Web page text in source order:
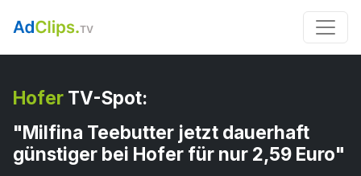
Hofer TV-Spot:
"Milfina Teebutter jetzt dauerhaft
günstiger bei Hofer für nur 2,59 Euro"